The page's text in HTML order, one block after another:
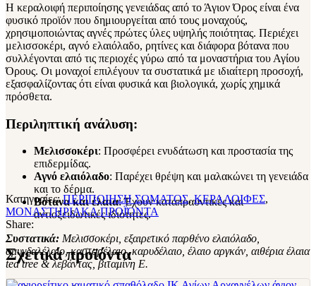
Η κεραλοιφή περιποίησης γενειάδας από το Άγιον Όρος είναι ένα
φυσικό προϊόν που δημιουργείται από τους μοναχούς,
χρησιμοποιώντας αγνές πρώτες ύλες υψηλής ποιότητας. Περιέχει
μελισσοκέρι, αγνό ελαιόλαδο, ρητίνες και διάφορα βότανα που
συλλέγονται από τις περιοχές γύρω από τα μοναστήρια του Αγίου
Όρους. Οι μοναχοί επιλέγουν τα συστατικά με ιδιαίτερη προσοχή,
εξασφαλίζοντας ότι είναι φυσικά και βιολογικά, χωρίς χημικά
πρόσθετα.
Περιληπτική ανάλυση:
Μελισσοκέρι: Προσφέρει ενυδάτωση και προστασία της
επιδερμίδας.
Αγνό ελαιόλαδο: Παρέχει θρέψη και μαλακώνει τη γενειάδα
και το δέρμα.
Βότανα και έλαια: Έχουν καταπραϋντικές και
αντιοξειδωτικές ιδιότητες.
Συστατικά: Mελισσοκέρι, εξαιρετικό παρθένο ελαιόλαδο,
αμυγδαλέλαιο, καστορέλαιο, καρυδέλαιο, έλαιο αργκάν, αιθέρια έλαια
tea tree & λεβάντας, βιταμίνη Ε.
Κατηγορίες: ΠΕΡΙΠΟΙΗΣΗ ΣΩΜΑΤΟΣ, ΚΕΡΑΛΟΙΦΕΣ,
ΜΟΝΑΣΤΗΡΙΑΚΑ ΠΡΟΪΌΝΤΑ
Share:
Σχετικά προϊόντα